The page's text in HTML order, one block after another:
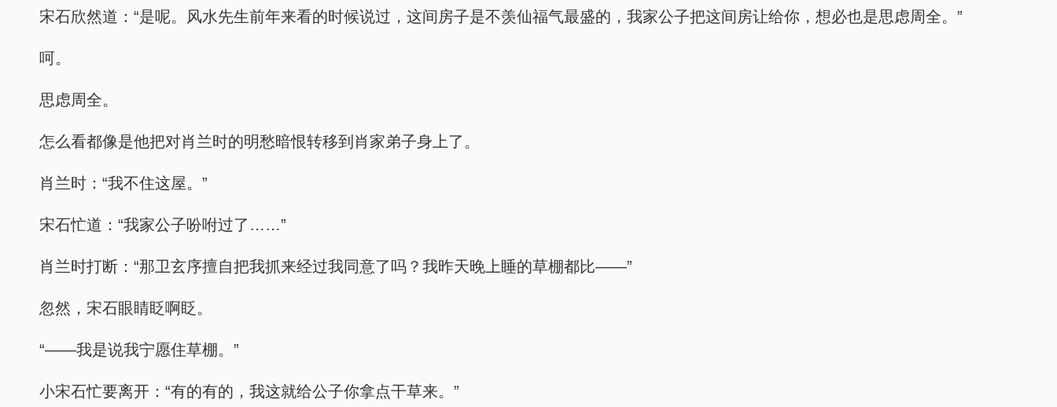
宋石欣然道：“是呢。风水先生前年来看的时候说过，这间房子是不羡仙福气最盛的，我家公子把这间房让给你，想必也是思虑周全。”
呵。
思虑周全。
怎么看都像是他把对肖兰时的明愁暗恨转移到肖家弟子身上了。
肖兰时：“我不住这屋。”
宋石忙道：“我家公子吩咐过了……”
肖兰时打断：“那卫玄序擅自把我抓来经过我同意了吗？我昨天晚上睡的草棚都比——”
忽然，宋石眼睛眨啊眨。
“——我是说我宁愿住草棚。”
小宋石忙要离开：“有的有的，我这就给公子你拿点干草来。”